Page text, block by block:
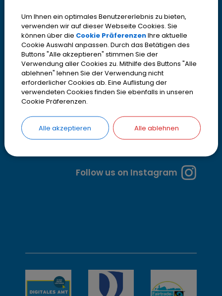
u
n
g
z
e
i
t
e
w
e
Follow us on Instagram
Um Ihnen ein optimales Benutzererlebnis zu bieten,
verwenden wir auf dieser Webseite Cookies. Sie
können über die Cookie PräferenzenIhre aktuelle
Cookie Auswahl anpassen. Durch das Betätigen des
Buttons "Alle akzeptieren" stimmen Sie der
Verwendung aller Cookies zu. Mithilfe des Buttons "Alle
ablehnen" lehnen Sie der Verwendung nicht
erforderlicher Cookies ab. Eine Auflistung der
verwendeten Cookies finden Sie ebenfalls in unseren
Cookie Präferenzen.
Alle akzeptieren Alle ablehnen